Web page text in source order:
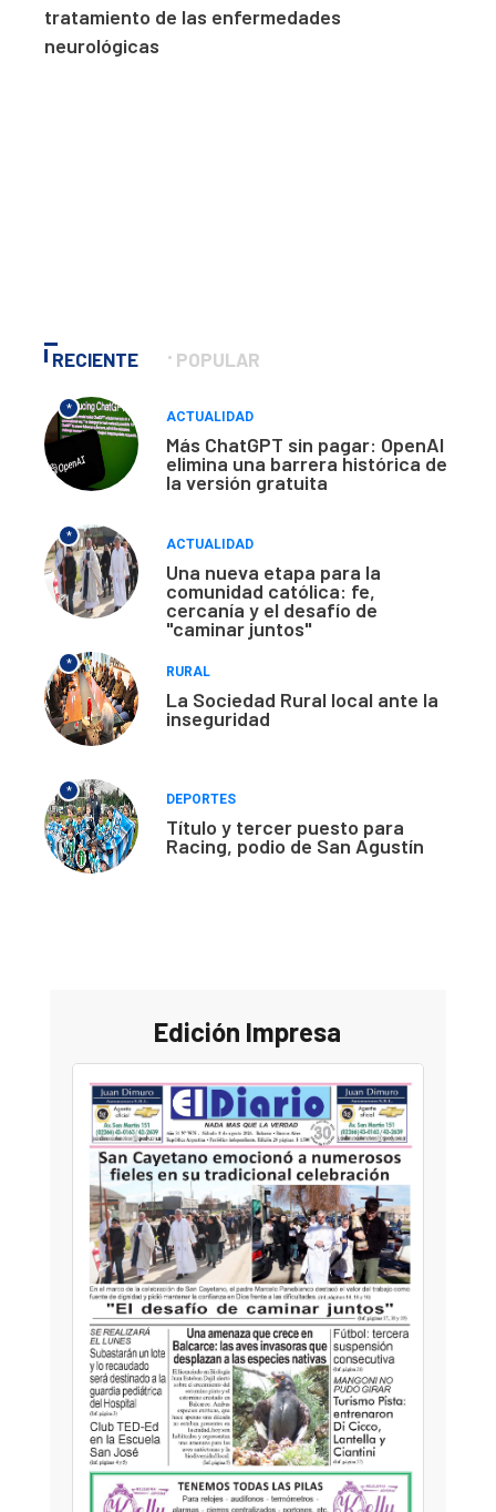
tratamiento de las enfermedades
neurológicas
RECIENTE POPULAR
*
ACTUALIDAD
Más ChatGPT sin pagar: OpenAI
elimina una barrera histórica de
la versión gratuita
*
ACTUALIDAD
Una nueva etapa para la
comunidad católica: fe,
cercanía y el desafío de
"caminar juntos"
*
RURAL
La Sociedad Rural local ante la
inseguridad
*
DEPORTES
Título y tercer puesto para
Racing, podio de San Agustín
Edición Impresa